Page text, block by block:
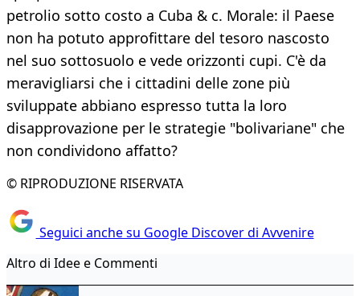
petrolio sotto costo a Cuba & c. Morale: il Paese
non ha potuto approfittare del tesoro nascosto
nel suo sottosuolo e vede orizzonti cupi. C'è da
meravigliarsi che i cittadini delle zone più
sviluppate abbiano espresso tutta la loro
disapprovazione per le strategie "bolivariane" che
non condividono affatto?
© RIPRODUZIONE RISERVATA
Seguici anche su Google Discover di Avvenire
Altro di Idee e Commenti